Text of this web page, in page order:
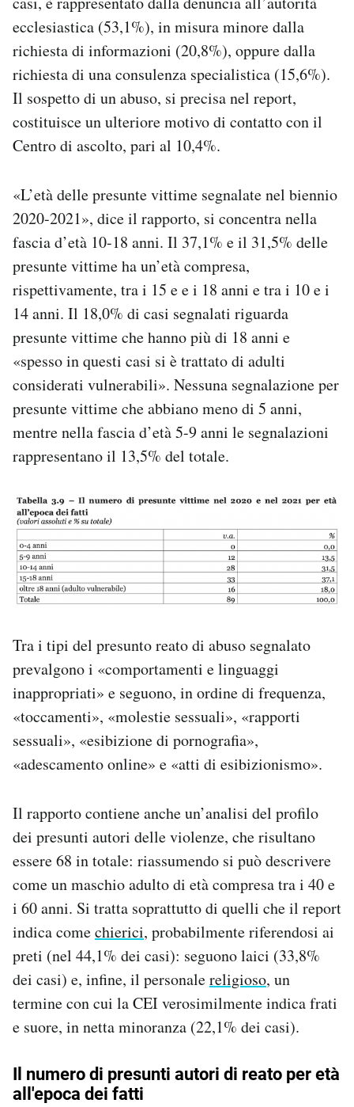
ecclesiastica (53,1%), in misura minore dalla
richiesta di informazioni (20,8%), oppure dalla
richiesta di una consulenza specialistica (15,6%).
Il sospetto di un abuso, si precisa nel report,
costituisce un ulteriore motivo di contatto con il
Centro di ascolto, pari al 10,4%.
«L’età delle presunte vittime segnalate nel biennio
2020-2021», dice il rapporto, si concentra nella
fascia d’età 10-18 anni. Il 37,1% e il 31,5% delle
presunte vittime ha un’età compresa,
rispettivamente, tra i 15 e e i 18 anni e tra i 10 e i
14 anni. Il 18,0% di casi segnalati riguarda
presunte vittime che hanno più di 18 anni e
«spesso in questi casi si è trattato di adulti
considerati vulnerabili». Nessuna segnalazione per
presunte vittime che abbiano meno di 5 anni,
mentre nella fascia d’età 5-9 anni le segnalazioni
rappresentano il 13,5% del totale.
Tra i tipi del presunto reato di abuso segnalato
prevalgono i «comportamenti e linguaggi
inappropriati» e seguono, in ordine di frequenza,
«toccamenti», «molestie sessuali», «rapporti
sessuali», «esibizione di pornografia»,
«adescamento online» e «atti di esibizionismo».
Il rapporto contiene anche un’analisi del profilo
dei presunti autori delle violenze, che risultano
essere 68 in totale: riassumendo si può descrivere
come un maschio adulto di età compresa tra i 40 e
i 60 anni. Si tratta soprattutto di quelli che il report
indica comechierici, probabilmente riferendosi ai
preti (nel 44,1% dei casi): seguono laici (33,8%
dei casi) e, infine, il personalereligioso, un
termine con cui la CEI verosimilmente indica frati
e suore, in netta minoranza (22,1% dei casi).